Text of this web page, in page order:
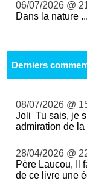
06/07/2026 @
Dans la nature ...
Derniers
08/07/2026 @
Joli Tu sais, je
admiration de la
28/04/2026 @
Père Laucou, Il
de ce livre une